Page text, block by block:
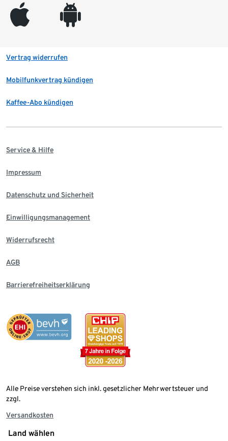
appleinc android
Vertrag widerrufen
Mobilfunkvertrag kündigen
Kaffee-Abo kündigen
Service & Hilfe
Impressum
Datenschutz und Sicherheit
Einwilligungsmanagement
Widerrufsrecht
AGB
Barrierefreiheitserklärung
Alle Preise verstehen sich inkl. gesetzlicher Mehrwertsteuer und
zzgl.
Versandkosten
Land wählen